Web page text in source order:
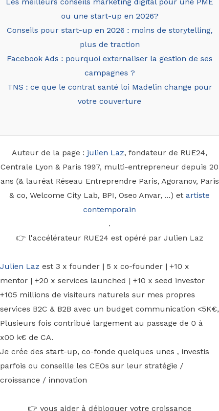
ou une start-up en 2026?
Conseils pour start-up en 2026 : moins de storytelling,
plus de traction
Facebook Ads : pourquoi externaliser la gestion de ses
campagnes ?
TNS : ce que le contrat santé loi Madelin change pour
votre couverture
Auteur de la page : julien Laz, fondateur de RUE24,
Centrale Lyon & Paris 1997, multi-entrepreneur depuis 20
ans (& lauréat Réseau Entreprendre Paris, Agoranov, Paris
& co, Welcome City Lab, BPI, Oseo Anvar, ...) et artiste
contemporain
.
👉 l'accélérateur RUE24 est opéré par Julien Laz
Julien Laz est 3 x founder | 5 x co-founder | +10 x
mentor | +20 x services launched | +10 x seed investor
+105 millions de visiteurs naturels sur mes propres
services B2C & B2B avec un budget communication <5K€,
Plusieurs fois contribué largement au passage de 0 à
x00 k€ de CA.
Je crée des start-up, co-fonde quelques unes , investis
parfois ou conseille les CEOs sur leur stratégie /
croissance / innovation
👉 vous aider à débloquer votre croissance